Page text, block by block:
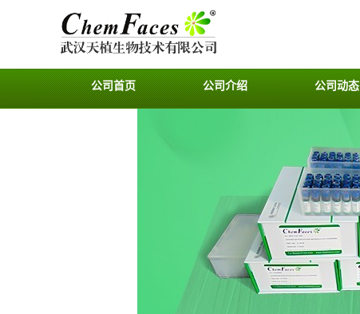
公司首页 公司介绍 公司动态